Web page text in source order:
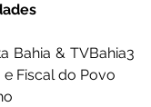
Bahia & TVBahia3
e Fiscal do Povo